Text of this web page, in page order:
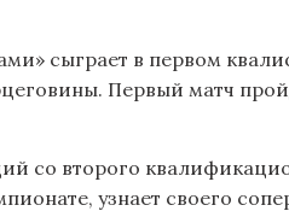
сыграет в первом
Первый матч
со второго
узнает своего